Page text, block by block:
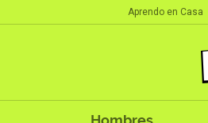
Aprendo en Casa